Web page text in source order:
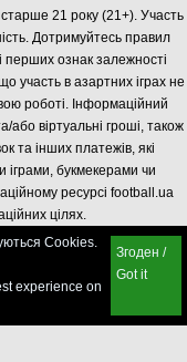
21 року (21+). Участь
Дотримуйтесь правил
перших ознак залежності
участь в азартних іграх не
роботі. Інформаційний
або віртуальні гроші, також
та інших платежів, які
іграми, букмекерами чи
ресурсі football.ua
цілях.
Cookies.
experience on
Згоден /
Got it